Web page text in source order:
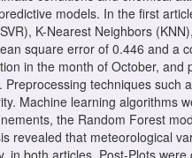
models. In the first
K-Nearest Neighbors
square error of 0.446 and a
in the month of October,
techniques
Machine learning algorithms
the Random Forest
revealed that meteorological